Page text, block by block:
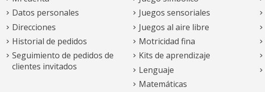
Datos personales
Direcciones
Historial de pedidos
Seguimiento de pedidos de
clientes invitados
Juegos sensoriales
Juegos al aire libre
Motricidad fina
Kits de aprendizaje
Lenguaje
Matemáticas